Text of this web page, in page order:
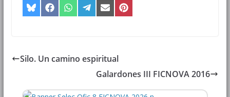
Silo. Un camino espiritual
Galardones III FICNOVA 2016